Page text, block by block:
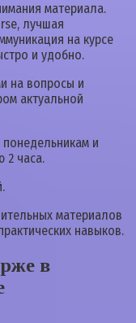
материала.
лучшая
на курсе
и удобно.
на вопросы и
актуальной
и
2 часа.
материалов
навыков.
в